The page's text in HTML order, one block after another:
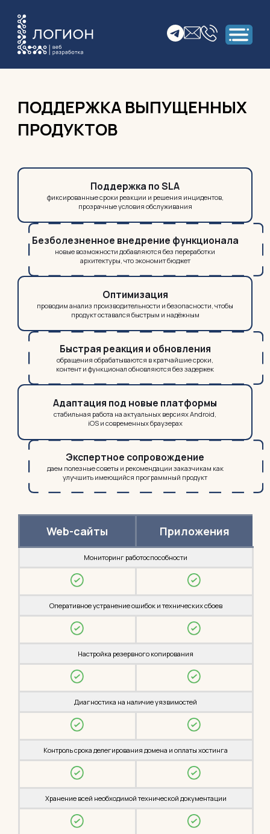
ПОДДЕРЖКА ВЫПУЩЕННЫХ
ПРОДУКТОВ
Поддержка по SLA
фиксированные сроки реакции и решения инцидентов,
прозрачные условия обслуживания
Безболезненное внедрение функционала
новые возможности добавляются без переработки
архитектуры, что экономит бюджет
Оптимизация
проводим анализ производительности и безопасности, чтобы
продукт оставался быстрым и надёжным
Быстрая реакция и обновления
обращения обрабатываются в кратчайшие сроки,
контент и функционал обновляются без задержек
Адаптация под новые платформы
стабильная работа на актуальных версиях Android,
iOS и современных браузерах
Экспертное сопровождение
даем полезные советы и рекомендации заказчикам как
улучшить имеющийся программный продукт
Web-сайты Приложения
Мониторинг работоспособности
Оперативное устранение ошибок и технических сбоев
Настройка резервного копирования
Диагностика на наличие уязвимостей
Контроль срока делегирования домена и оплаты хостинга
Хранение всей необходимой технической документации